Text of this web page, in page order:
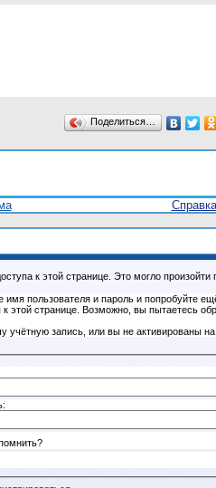
Поделиться…
Справка
к этой странице. Это могло произойти
пользователя и пароль и попробуйте
этой странице. Возможно, вы пытаетесь
учётную запись, или вы не активированы